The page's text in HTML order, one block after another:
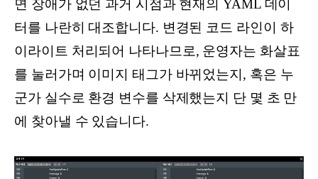
면 장애가 없던 과거 시점과 현재의 YAML 데이
터를 나란히 대조합니다. 변경된 코드 라인이 하
이라이트 처리되어 나타나므로, 운영자는 화살표
를 눌러가며 이미지 태그가 바뀌었는지, 혹은 누
군가 실수로 환경 변수를 삭제했는지 단 몇 초 만
에 찾아낼 수 있습니다.